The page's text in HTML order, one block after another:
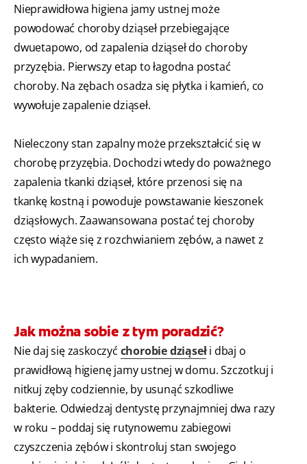
Nieprawidłowa higiena jamy ustnej może
powodować choroby dziąseł przebiegające
dwuetapowo, od zapalenia dziąseł do choroby
przyzębia. Pierwszy etap to łagodna postać
choroby. Na zębach osadza się płytka i kamień, co
wywołuje zapalenie dziąseł.
Nieleczony stan zapalny może przekształcić się w
chorobę przyzębia. Dochodzi wtedy do poważnego
zapalenia tkanki dziąseł, które przenosi się na
tkankę kostną i powoduje powstawanie kieszonek
dziąsłowych. Zaawansowana postać tej choroby
często wiąże się z rozchwianiem zębów, a nawet z
ich wypadaniem.
Jak można sobie z tym poradzić?
Nie daj się zaskoczyć chorobie dziąsełi dbaj o
prawidłową higienę jamy ustnej w domu. Szczotkuj i
nitkuj zęby codziennie, by usunąć szkodliwe
bakterie. Odwiedzaj dentystę przynajmniej dwa razy
w roku – poddaj się rutynowemu zabiegowi
czyszczenia zębów i skontroluj stan swojego